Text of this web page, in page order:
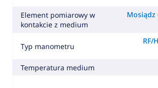
Element pomiarowy w
kontakcie z medium
Mosiądz
Typ manometru
RF/
Temperatura medium